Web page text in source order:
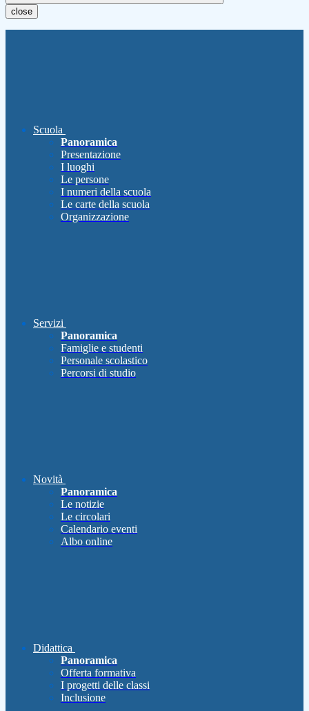
close
Scuola
Panoramica
Presentazione
I luoghi
Le persone
I numeri della scuola
Le carte della scuola
Organizzazione
Servizi
Panoramica
Famiglie e studenti
Personale scolastico
Percorsi di studio
Novità
Panoramica
Le notizie
Le circolari
Calendario eventi
Albo online
Didattica
Panoramica
Offerta formativa
I progetti delle classi
Inclusione